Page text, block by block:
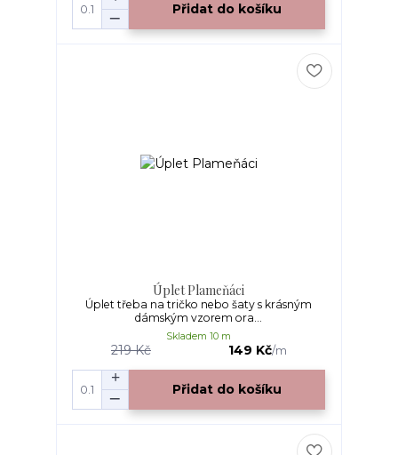
Přidat do košíku
Úplet Plameňáci
Úplet třeba na tričko nebo šaty s krásným
dámským vzorem ora...
219 Kč 149 Kč/m
Skladem 10 m
Přidat do košíku